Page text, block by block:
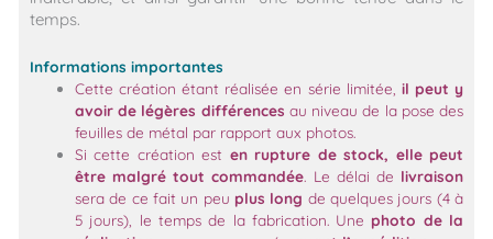
temps.
Informations importantes
Cette création étant réalisée en série limitée, il peut y
avoir de légères différences au niveau de la pose des
feuilles de métal par rapport aux photos.
Si cette création est en rupture de stock, elle peut
être malgré tout commandée. Le délai de livraison
sera de ce fait un peu plus long de quelques jours (4 à
5 jours), le temps de la fabrication. Une photo de la